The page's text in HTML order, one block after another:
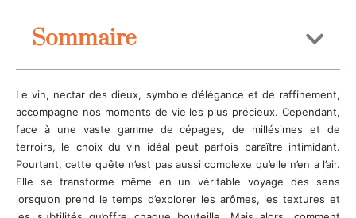
Sommaire
Le vin, nectar des dieux, symbole d’élégance et de raffinement,
accompagne nos moments de vie les plus précieux. Cependant,
face à une vaste gamme de cépages, de millésimes et de
terroirs, le choix du vin idéal peut parfois paraître intimidant.
Pourtant, cette quête n’est pas aussi complexe qu’elle n’en a l’air.
Elle se transforme même en un véritable voyage des sens
lorsqu’on prend le temps d’explorer les arômes, les textures et